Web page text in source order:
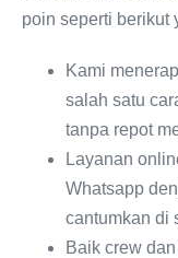
poin seperti berikut
Kami
salah satu
tanpa repot
Layanan
Whatsapp
cantumkan di
Baik crew